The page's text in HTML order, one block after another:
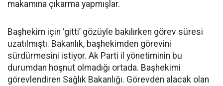
makamına çıkarma yapmışlar.
Başhekim için ‘gitti’ gözüyle bakılırken görev süresi
uzatılmıştı. Bakanlık, başhekimden görevini
sürdürmesini istiyor. Ak Parti il yönetiminin bu
durumdan hoşnut olmadığı ortada. Başhekimi
görevlendiren Sağlık Bakanlığı. Görevden alacak olan